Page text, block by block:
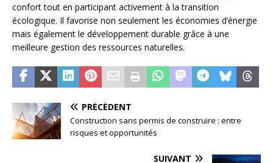
confort tout en participant activement à la transition
écologique. Il favorise non seulement les économies d’énergie
mais également le développement durable grâce à une
meilleure gestion des ressources naturelles.
PRÉCÉDENT
Construction sans permis de construire : entre
risques et opportunités
SUIVANT